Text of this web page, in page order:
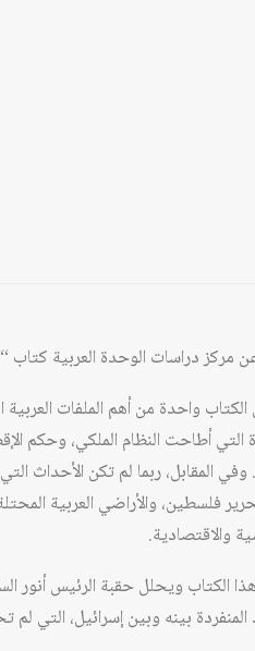
مركز دراسات الوحدة العربية كتاب “
الكتاب واحدة من أهم الملفات
التي أطاحت النظام الملكي، وحكم
وفي المقابل، ربما لم تكن الأحداث
فلسطين، والأراضي العربية
والاقتصادية.
الكتاب ويحلل حقبة الرئيس أنور
المنفردة بينه وبين إسرائيل، التي